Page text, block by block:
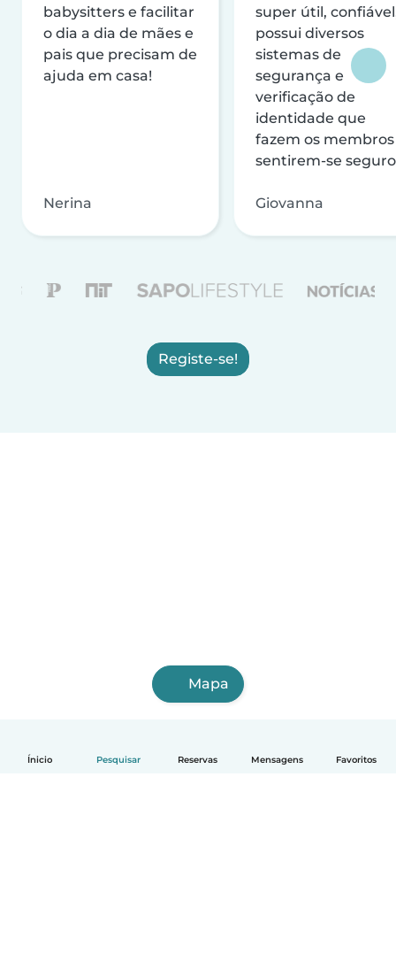
Ínicio Pesquisar Reservas Mensagens Favoritos
babysitters e facilitar
o dia a dia de mães e
pais que precisam de
ajuda em casa!
Nerina
super útil,
possui diversos
sistemas de
segurança e
verificação de
identidade que
fazem os membros
sentirem-se
Giovanna
Registe-se!
Mapa